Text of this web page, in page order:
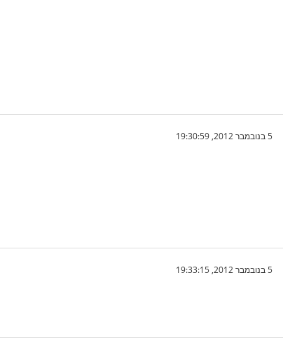
5 בנובמבר 2012, 19:30:59
5 בנובמבר 2012, 19:33:15